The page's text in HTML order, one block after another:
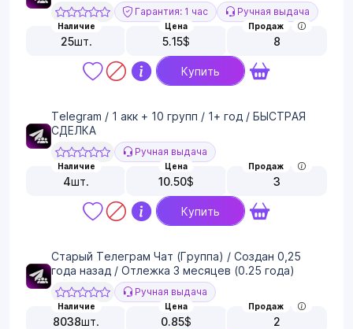
Гарантия: 1 час Ручная выдача
Наличие
25шт.
Цена
5.15$
Продаж
8
Купить
Telegram / 1 акк + 10 групп / 1+ год / БЫСТРАЯ
СДЕЛКА
Ручная выдача
Наличие
4шт.
Цена
10.50$
Продаж
3
Купить
Старый Телеграм Чат (Группа) / Создан 0,25
года назад / Отлежка 3 месяцев (0.25 года)
Ручная выдача
Наличие
8038шт.
Цена
0.85$
Продаж
2